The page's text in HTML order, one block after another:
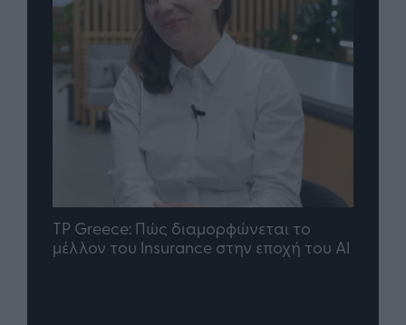
TP Greece: Πώς διαμορφώνεται το
μέλλον του Insurance στην εποχή του AI